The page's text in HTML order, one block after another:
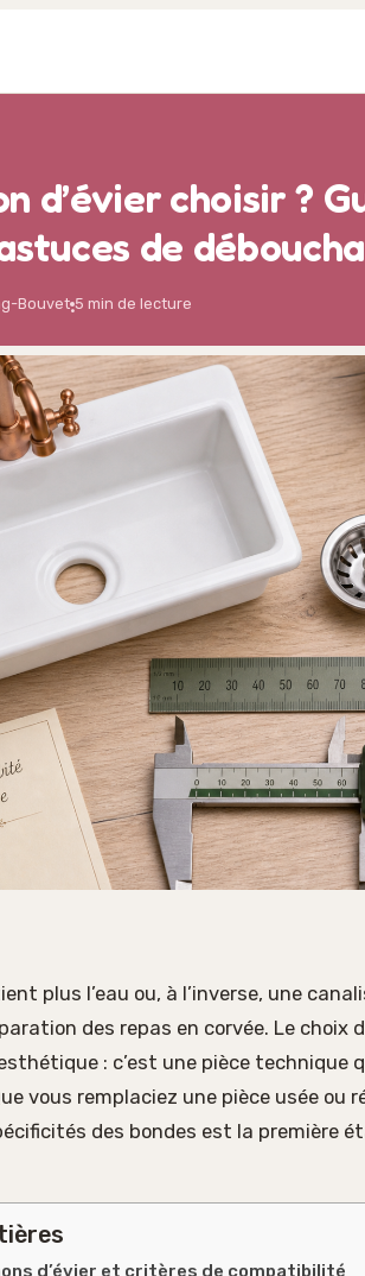
d’évier choisir ?
de
Bouvet·5 min de lecture
plus l’eau ou, à l’inverse, une
des repas en corvée. Le choix
: c’est une pièce
vous remplaciez une pièce usée ou
des bondes est la première
d’évier et critères de compatibilité